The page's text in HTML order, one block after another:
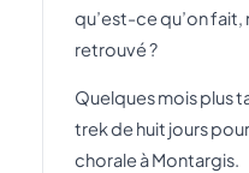
qu’est-ce qu’on
retrouvé ?
Quelques mois plus
trek de huit jours
chorale à Montargis.